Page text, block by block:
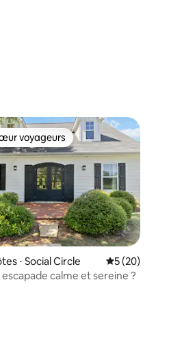
voyageurs
voyageurs
⋅ Social Circle Évaluation
5 (20)
calme et sereine ?